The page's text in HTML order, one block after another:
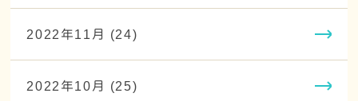
2022年11月 (24)
2022年10月 (25)